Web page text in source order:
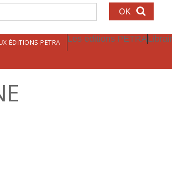
ÉDITIONS PETRA Les éditions PETRA